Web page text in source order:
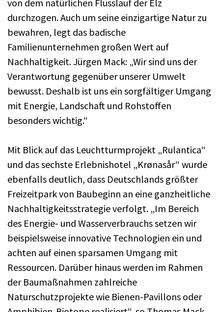
von dem natürlichen Flusslauf der Elz
durchzogen. Auch um seine einzigartige Natur zu
bewahren, legt das badische
Familienunternehmen großen Wert auf
Nachhaltigkeit. Jürgen Mack: „Wir sind uns der
Verantwortung gegenüber unserer Umwelt
bewusst. Deshalb ist uns ein sorgfältiger Umgang
mit Energie, Landschaft und Rohstoffen
besonders wichtig.“
Mit Blick auf das Leuchtturmprojekt „Rulantica“
und das sechste Erlebnishotel „Krønasår“ wurde
ebenfalls deutlich, dass Deutschlands größter
Freizeitpark von Baubeginn an eine ganzheitliche
Nachhaltigkeitsstrategie verfolgt. „Im Bereich
des Energie- und Wasserverbrauchs setzen wir
beispielsweise innovative Technologien ein und
achten auf einen sparsamen Umgang mit
Ressourcen. Darüber hinaus werden im Rahmen
der Baumaßnahmen zahlreiche
Naturschutzprojekte wie Bienen-Pavillons oder